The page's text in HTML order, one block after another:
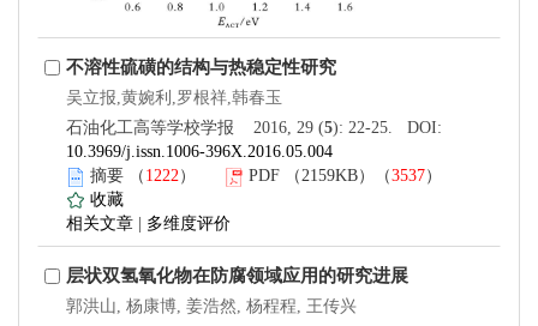
不溶性硫磺的结构与热稳定性研究
吴立报,黄婉利,罗根祥,韩春玉
石油化工高等学校学报 2016, 29 (5): 22-25. DOI:
10.3969/j.issn.1006-396X.2016.05.004
摘要 （ 1222 ） PDF （2159KB）（3537）
收藏
相关文章
多维度评价
层状双氢氧化物在防腐领域应用的研究进展
郭洪山, 杨康博, 姜浩然, 杨程程, 王传兴